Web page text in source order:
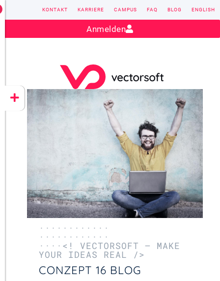
CONZEPT 16
YEET
Kontakt:sales@vectorsoft.de
KONTAKT KARRIERE CAMPUS FAQ BLOG ENGLISH
Anmelden
············
············
····<! VECTORSOFT – MAKE
YOUR IDEAS REAL />
CONZEPT 16 BLOG